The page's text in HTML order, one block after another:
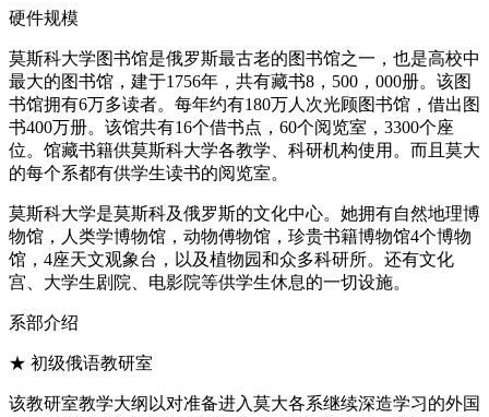
硬件规模
莫斯科大学图书馆是俄罗斯最古老的图书馆之一，也是高校中
最大的图书馆，建于1756年，共有藏书8，500，000册。该图
书馆拥有6万多读者。每年约有180万人次光顾图书馆，借出图
书400万册。该馆共有16个借书点，60个阅览室，3300个座
位。馆藏书籍供莫斯科大学各教学、科研机构使用。而且莫大
的每个系都有供学生读书的阅览室。
莫斯科大学是莫斯科及俄罗斯的文化中心。她拥有自然地理博
物馆，人类学博物馆，动物傅物馆，珍贵书籍博物馆4个博物
馆，4座天文观象台，以及植物园和众多科研所。还有文化
宫、大学生剧院、电影院等供学生休息的一切设施。
系部介绍
★ 初级俄语教研室
该教研室教学大纲以对准备进入莫大各系继续深造学习的外国